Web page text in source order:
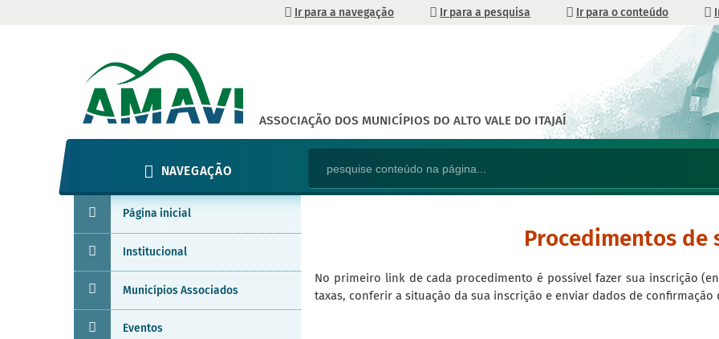
Ir para a navegação Ir para a pesquisa Ir para o conteúdo
ASSOCIAÇÃO DOS MUNICÍPIOS DO ALTO VALE DO ITAJAÍ
NAVEGAÇÃO
Procedimentos de
No primeiro link de cada procedimento é possível fazer sua inscrição
taxas, conferir a situação da sua inscrição e enviar dados de confirmação
Página inicial
Institucional
Municípios Associados
Eventos